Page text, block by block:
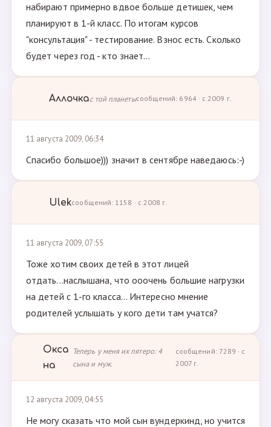
набирают примерно вдвое больше детишек, чем
планируют в 1-й класс. По итогам курсов
"консультация" - тестирование. Взнос есть. Сколько
будет через год - кто знает...
Аллочкас той планетысообщений: 6964 · с 2009 г.
11 августа 2009, 06:34
Спасибо большое))) значит в сентябре наведаюсь:-)
Ulekсообщений: 1158 · с 2008 г.
11 августа 2009, 07:55
Тоже хотим своих детей в этот лицей
отдать...наслышана, что ооочень большие нагрузки
на детей с 1-го класса... Интересно мнение
родителей услышать у кого дети там учатся?
Окса
на
Теперь у меня их пятеро: 4
сына и муж.
сообщений: 7289 · с
2007 г.
12 августа 2009, 04:55
Не могу сказать что мой сын вундеркинд, но учится